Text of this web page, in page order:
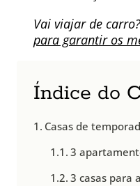
Vai viajar de
para garantir os
Índice do
Casas de
3
3 casas para